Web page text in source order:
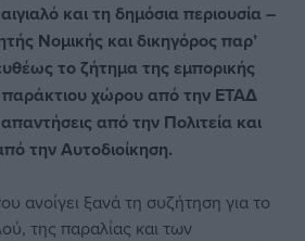
και τη δημόσια περιουσία –
Νομικής και δικηγόρος παρ’
το ζήτημα της εμπορικής
χώρου από την ΕΤΑΔ
από την Πολιτεία και
την Αυτοδιοίκηση.
ανοίγει ξανά τη συζήτηση για το
της παραλίας και των